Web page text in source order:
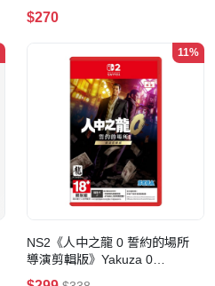
版-NS)
$270
11%
NS2《人中之龍 0 誓約的場所
導演剪輯版》Yakuza 0
Director's Cut